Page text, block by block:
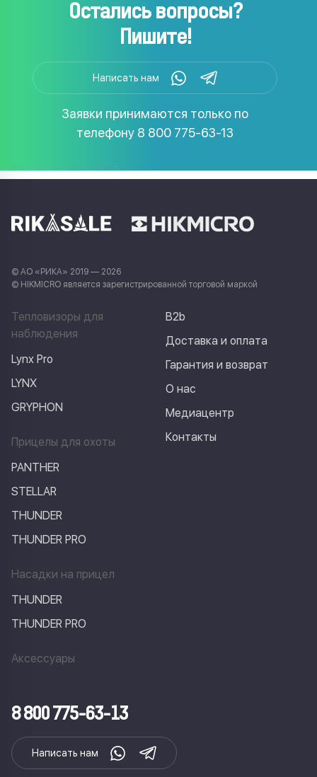
Остались вопросы?
Пишите!
Написать нам
Заявки принимаются только по
телефону 8 800 775-63-13
© АО «РИКА» 2019 — 2026
© HIKMICRO является зарегистрированной торговой маркой
Тепловизоры для
наблюдения
Lynx Pro
LYNX
GRYPHON
Прицелы для охоты
PANTHER
STELLAR
THUNDER
THUNDER PRO
Насадки на прицел
THUNDER
THUNDER PRO
Аксессуары
B2b
Доставка и оплата
Гарантия и возврат
О нас
Медиацентр
Контакты
8 800 775-63-13
Написать нам